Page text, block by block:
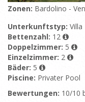
Zonen: Bardolino -
Unterkunftstyp: Villa
Bettenzahl: 12
Doppelzimmer: 5
Einzelzimmer: 2
Bäder: 5
Piscine: Privater Pool
Bewertungen: 10/10